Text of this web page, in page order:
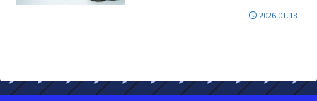
2026.01.18